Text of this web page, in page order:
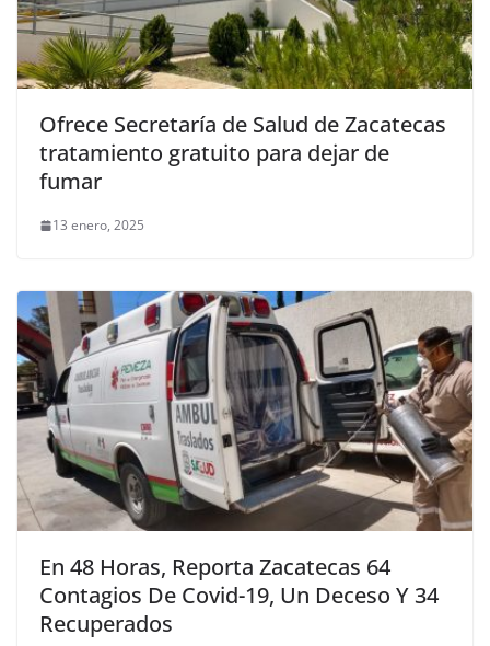
Ofrece Secretaría de Salud de Zacatecas
tratamiento gratuito para dejar de
fumar
13 enero, 2025
En 48 Horas, Reporta Zacatecas 64
Contagios De Covid-19, Un Deceso Y 34
Recuperados